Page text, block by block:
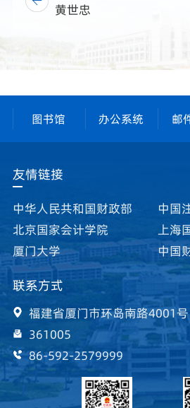
黄世忠
图书馆 办公系统 邮
友情链接
中华人民共和国财政部
中国
北京国家会计学院
上海
厦门大学
中国
联系方式
福建省厦门市环岛南路4001号
361005
86-592-2579999